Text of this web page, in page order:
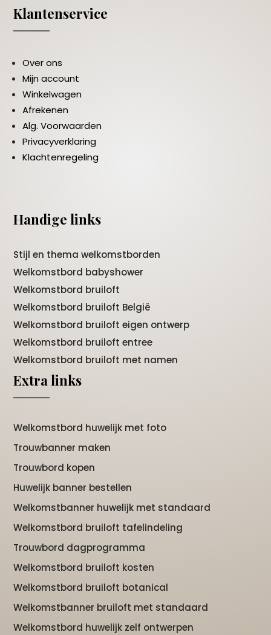
Klantenservice
Over ons
Mijn account
Winkelwagen
Afrekenen
Alg. Voorwaarden
Privacyverklaring
Klachtenregeling
Handige links
Stijl en thema welkomstborden
Welkomstbord babyshower
Welkomstbord bruiloft
Welkomstbord bruiloft België
Welkomstbord bruiloft eigen ontwerp
Welkomstbord bruiloft entree
Welkomstbord bruiloft met namen
Extra links
Welkomstbord huwelijk met foto
Trouwbanner maken
Trouwbord kopen
Huwelijk banner bestellen
Welkomstbanner huwelijk met standaard
Welkomstbord bruiloft tafelindeling
Trouwbord dagprogramma
Welkomstbord bruiloft kosten
Welkomstbord bruiloft botanical
Welkomstbanner bruiloft met standaard
Welkomstbord huwelijk zelf ontwerpen